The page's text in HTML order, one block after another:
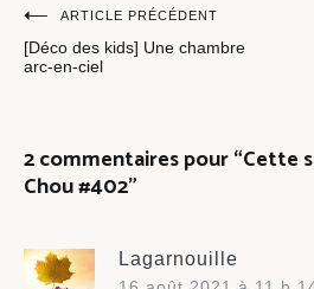
Navigation
de
ARTICLE PRÉCÉDENT
[Déco des kids] Une chambre
arc-en-ciel
2 commentaires pour “Cette
Chou #402”
Lagarnouille